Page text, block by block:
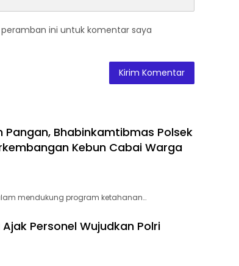
ini untuk komentar saya
Pangan, Bhabinkamtibmas Polsek
Kebun Cabai Warga
mendukung program ketahanan…
Personel Wujudkan Polri